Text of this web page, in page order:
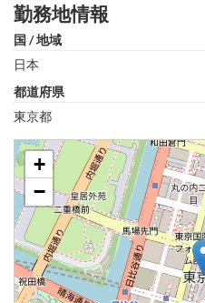
勤務地情報
国 / 地域
日本
都道府県
東京都
+
−